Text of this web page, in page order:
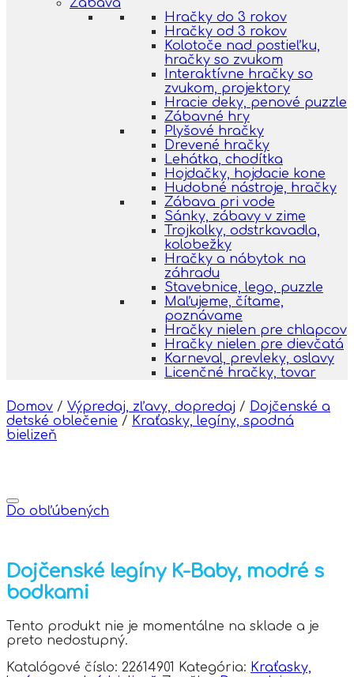
Zábava
Hračky do 3 rokov
Hračky od 3 rokov
Kolotoče nad postieľku,
hračky so zvukom
Interaktívne hračky so
zvukom, projektory
Hracie deky, penové puzzle
Zábavné hry
Plyšové hračky
Drevené hračky
Lehátka, chodítka
Hojdačky, hojdacie kone
Hudobné nástroje, hračky
Zábava pri vode
Sánky, zábavy v zime
Trojkolky, odstrkavadla,
kolobežky
Hračky a nábytok na
záhradu
Stavebnice, lego, puzzle
Maľujeme, čítame,
poznávame
Hračky nielen pre chlapcov
Hračky nielen pre dievčatá
Karneval, prevleky, oslavy
Licenčné hračky, tovar
Domov / Výpredaj, zľavy, dopredaj / Dojčenské a
detské oblečenie / Kraťasky, legíny, spodná
bielizeň
Do obľúbených
Dojčenské legíny K-Baby, modré s
bodkami
Tento produkt nie je momentálne na sklade a je
preto nedostupný.
Katalógové číslo: 22614901 Kategória: Kraťasky,